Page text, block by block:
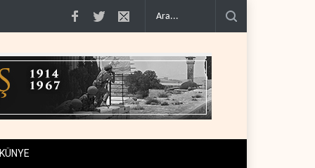
Yemen Kızıldeniz kuzeyinde Suudi petrol tankerini vurdu..
KÜNYE